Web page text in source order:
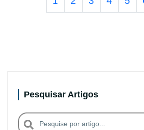
Pesquisar Artigos